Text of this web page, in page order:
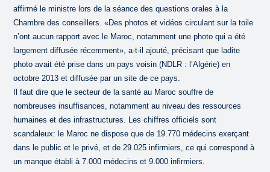
affirmé le ministre lors de la séance des questions orales à la
Chambre des conseillers. «Des photos et vidéos circulant sur la toile
n’ont aucun rapport avec le Maroc, notamment une photo qui a été
largement diffusée récemment», a-t-il ajouté, précisant que ladite
photo avait été prise dans un pays voisin (NDLR : l’Algérie) en
octobre 2013 et diffusée par un site de ce pays.
Il faut dire que le secteur de la santé au Maroc souffre de
nombreuses insuffisances, notamment au niveau des ressources
humaines et des infrastructures. Les chiffres officiels sont
scandaleux: le Maroc ne dispose que de 19.770 médecins exerçant
dans le public et le privé, et de 29.025 infirmiers, ce qui correspond à
un manque établi à 7.000 médecins et 9.000 infirmiers.